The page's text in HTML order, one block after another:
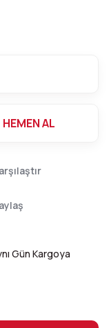
HEMEN AL
Gün Kargoya